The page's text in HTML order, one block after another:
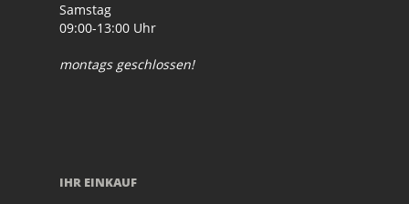
Samstag
09:00-13:00 Uhr
montags geschlossen!
IHR EINKAUF